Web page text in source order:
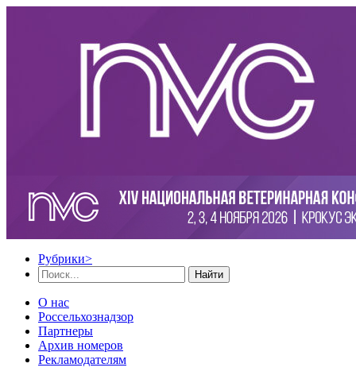
Рубрики>
Найти
О нас
Россельхознадзор
Партнеры
Архив номеров
Рекламодателям